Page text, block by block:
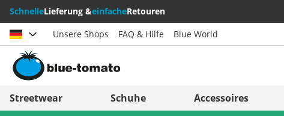
SchnelleLieferung &einfacheRetouren
Land auswählen
Österreich
Italia (Italiano)
Unsere Shops FAQ & Hilfe Blue World
Streetwear Schuhe Accessoires